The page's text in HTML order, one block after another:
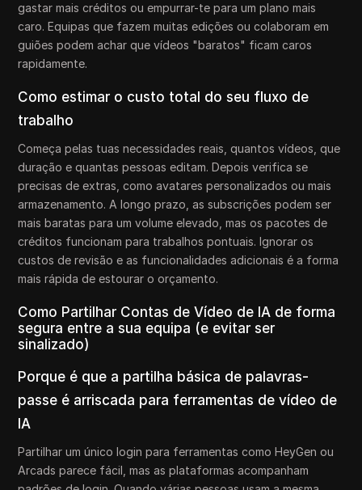
gastar mais créditos ou empurrar-te para um plano mais
caro. Equipas que fazem muitas edições ou colaboram em
guiões podem achar que vídeos "baratos" ficam caros
rapidamente.
Como estimar o custo total do seu fluxo de
trabalho
Começa pelas tuas necessidades reais, quantos vídeos, que
duração e quantas pessoas editam. Depois verifica se
precisas de extras, como avatares personalizados ou mais
armazenamento. A longo prazo, as subscrições podem ser
mais baratas para um volume elevado, mas os pacotes de
créditos funcionam para trabalhos pontuais. Ignorar os
custos de revisão e as funcionalidades adicionais é a forma
mais rápida de estourar o orçamento.
Como Partilhar Contas de Vídeo de IA de forma
segura entre a sua equipa (e evitar ser
sinalizado)
Porque é que a partilha básica de palavras-
passe é arriscada para ferramentas de vídeo de
IA
Partilhar um único login para ferramentas como HeyGen ou
Arcads parece fácil, mas as plataformas acompanham